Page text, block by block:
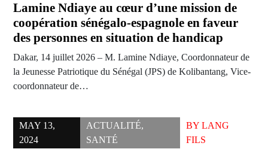
Lamine Ndiaye au cœur d’une mission de
coopération sénégalo-espagnole en faveur
des personnes en situation de handicap
Dakar, 14 juillet 2026 – M. Lamine Ndiaye, Coordonnateur de
la Jeunesse Patriotique du Sénégal (JPS) de Kolibantang, Vice-
coordonnateur de…
MAY 13,
2024
ACTUALITÉ,
SANTÉ
BYLANG
FILS